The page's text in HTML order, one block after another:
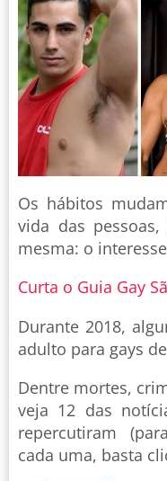
Os hábitos
vida das
mesma: o
Curta o Guia Gay
Durante 2018,
adulto para gays
Dentre mortes,
veja 12 das
repercutiram
cada uma, basta